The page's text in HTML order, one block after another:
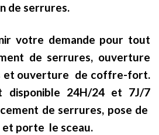
de serrures.
votre demande pour tout
de serrures, ouverture
et ouverture de coffre-fort.
disponible 24H/24 et 7J/7
de serrures, pose de
porte le sceau.